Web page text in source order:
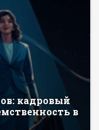
кадровый
в